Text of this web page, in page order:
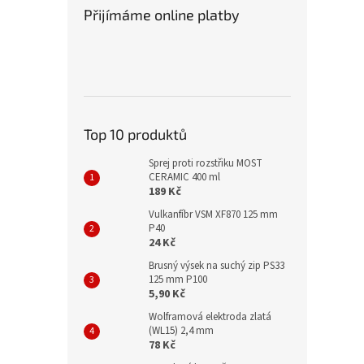
Přijímáme online platby
Top 10 produktů
Sprej proti rozstřiku MOST
CERAMIC 400 ml
189 Kč
Vulkanfíbr VSM XF870 125 mm
P40
24 Kč
Brusný výsek na suchý zip PS33
125 mm P100
5,90 Kč
Wolframová elektroda zlatá
(WL15) 2,4 mm
78 Kč